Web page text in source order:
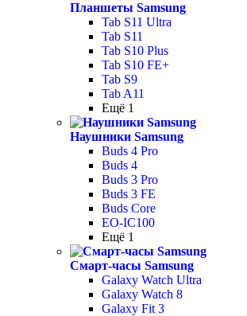
Планшеты Samsung
Tab S11 Ultra
Tab S11
Tab S10 Plus
Tab S10 FE+
Tab S9
Tab A11
Ещё 1
Наушники Samsung
Buds 4 Pro
Buds 4
Buds 3 Pro
Buds 3 FE
Buds Core
EO-IC100
Ещё 1
Смарт-часы Samsung
Galaxy Watch Ultra
Galaxy Watch 8
Galaxy Fit 3